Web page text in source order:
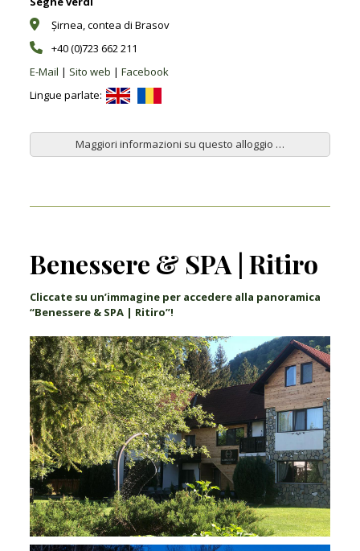
Șirnea, contea di Brasov
+40 (0)723 662 211
E-Mail | Sito web | Facebook
Lingue parlate:
Maggiori informazioni su questo alloggio …
Benessere & SPA | Ritiro
Cliccate su un’immagine per accedere alla panoramica
“Benessere & SPA | Ritiro”!